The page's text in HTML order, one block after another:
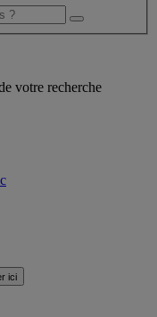
votre recherche
ici